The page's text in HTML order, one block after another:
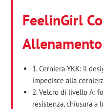
FeelinGirl
1. Cerniera YKK: il
impedisce alla
2. Velcro di livello A:
resistenza, chiusura